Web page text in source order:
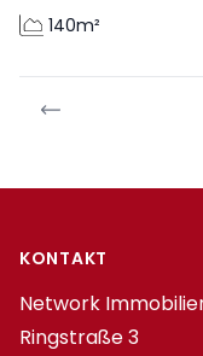
140m²
Footer
KONTAKT
Network
Ringstraße 3